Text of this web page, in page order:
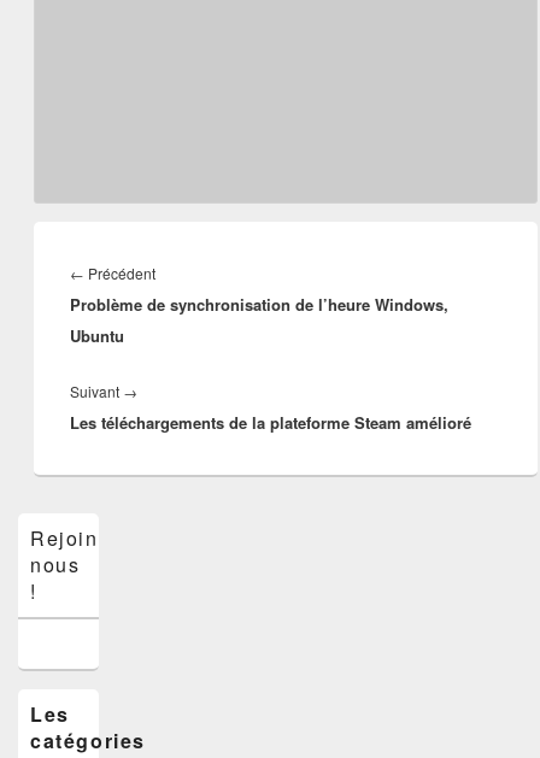
de
l’article
← PrécédentArticle
précédent :
Problème de synchronisation de l’heure Windows,
Ubuntu
Suivant →Article
suivant :
Les téléchargements de la plateforme Steam amélioré
principale
de
widget
latérale
Rejoins-
nous
!
Les
catégories